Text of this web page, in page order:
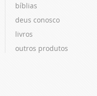
bíblias
deus conosco
livros
outros produtos